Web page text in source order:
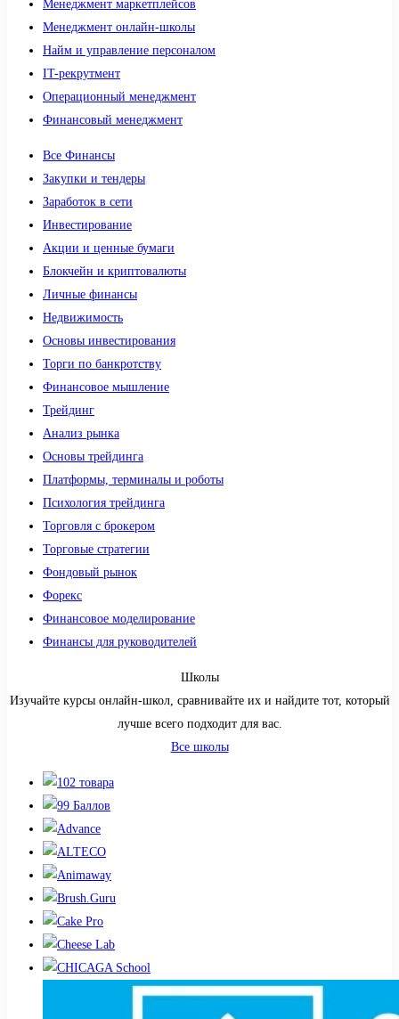
Менеджмент маркетплейсов
Менеджмент онлайн-школы
Найм и управление персоналом
IT-рекрутмент
Операционный менеджмент
Финансовый менеджмент
Все Финансы
Закупки и тендеры
Заработок в сети
Инвестирование
Акции и ценные бумаги
Блокчейн и криптовалюты
Личные финансы
Недвижимость
Основы инвестирования
Торги по банкротству
Финансовое мышление
Трейдинг
Анализ рынка
Основы трейдинга
Платформы, терминалы и роботы
Психология трейдинга
Торговля с брокером
Торговые стратегии
Фондовый рынок
Форекс
Финансовое моделирование
Финансы для руководителей
Школы
Изучайте курсы онлайн-школ, сравнивайте их и найдите тот, который
лучше всего подходит для вас.
Все школы